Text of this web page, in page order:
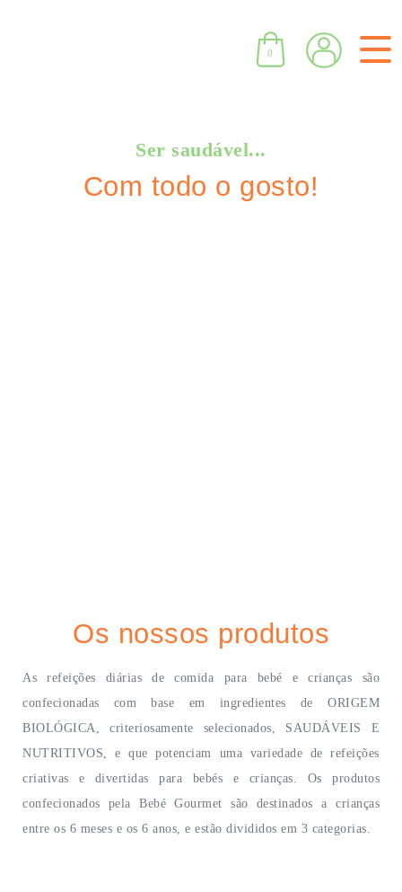
0
Ser saudável...
Com todo o gosto!
Os nossos produtos
As refeições diárias de comida para bebé e crianças são
confecionadas com base em ingredientes de ORIGEM
BIOLÓGICA, criteriosamente selecionados, SAUDÁVEIS E
NUTRITIVOS, e que potenciam uma variedade de refeições
criativas e divertidas para bebés e crianças. Os produtos
confecionados pela Bebé Gourmet são destinados a crianças
entre os 6 meses e os 6 anos, e estão divididos em 3 categorias.